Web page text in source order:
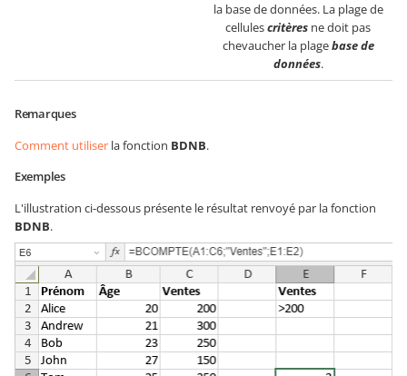
la base de données. La plage de
cellulescritères ne doit pas
chevaucher la plagebase de
données.
Remarques
Comment utiliser la fonction BDNB.
Exemples
L'illustration ci-dessous présente le résultat renvoyé par la fonction
BDNB.